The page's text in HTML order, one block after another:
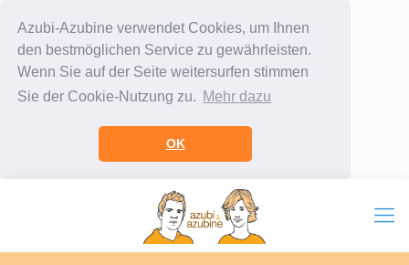
Azubi-Azubine verwendet Cookies, um Ihnen
den bestmöglichen Service zu gewährleisten.
Wenn Sie auf der Seite weitersurfen stimmen
Sie der Cookie-Nutzung zu. Mehr dazu
OK